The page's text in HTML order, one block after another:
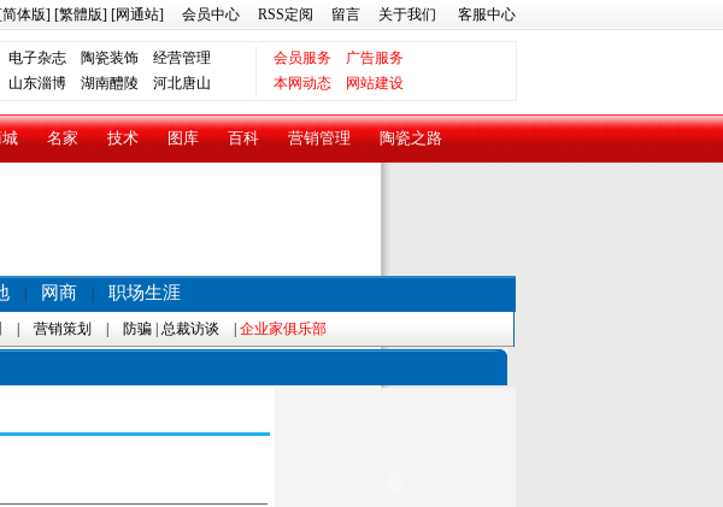
[简体版] [繁體版] [网通站] 会员中心 RSS定阅 留言 关于我们 客服中心
电子杂志 陶瓷装饰 经营管理 会员服务
广告服务
山东淄博 湖南醴陵 河北唐山 本网动态 网站建设
名家 技术 图库 百科 营销管理 陶瓷之路
网商 职场生涯
营销策划 防骗 总裁访谈 企业家俱乐部